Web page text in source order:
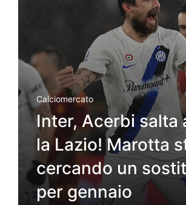
Calciomercato
Inter, Acerbi salta
la Lazio! Marotta
cercando un
per gennaio